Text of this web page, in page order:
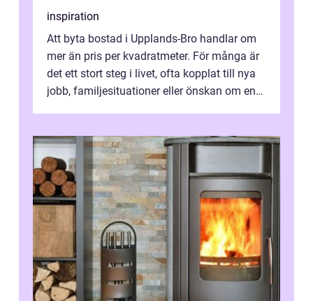
inspiration
Att byta bostad i Upplands-Bro handlar om
mer än pris per kvadratmeter. För många är
det ett stort steg i livet, ofta kopplat till nya
jobb, familjesituationer eller önskan om en